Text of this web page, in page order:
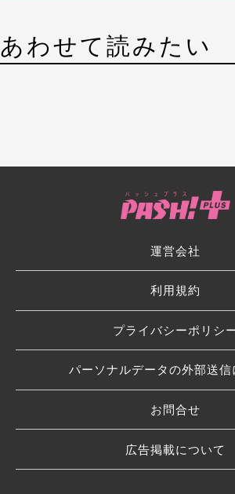
あわせて読みたい
運営会社
利用規約
プライバシーポリシ
パーソナルデータの外部送信
お問合せ
広告掲載について